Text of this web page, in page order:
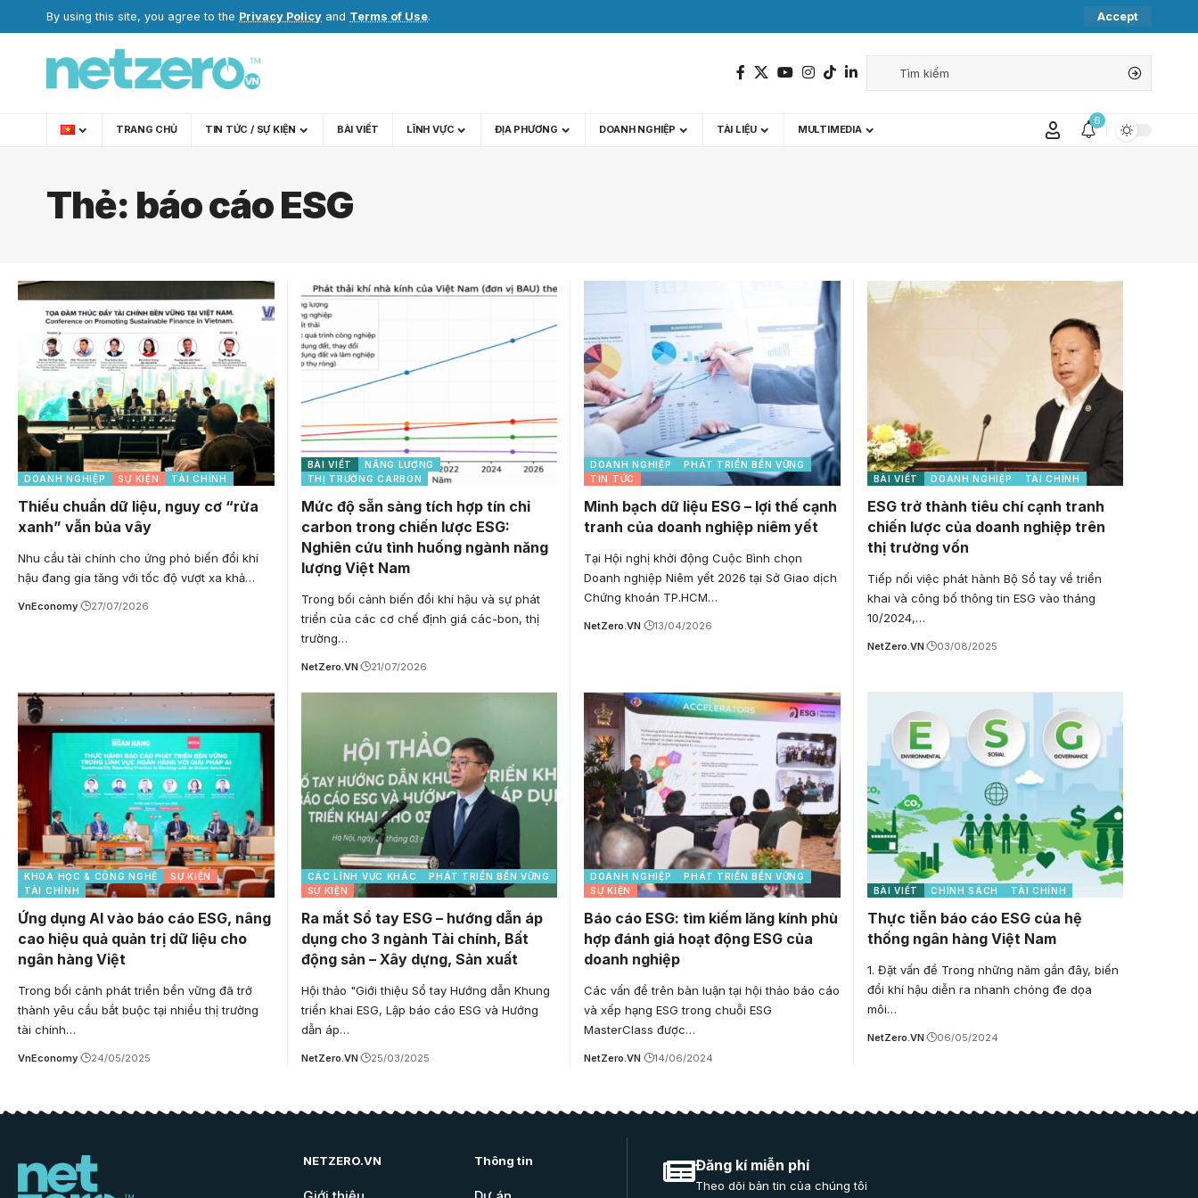
By using this site, you agree to the Privacy Policy and Terms of Use. Accept
TRANG CHỦ TIN TỨC / SỰ KIỆN BÀI VIẾT LĨNH VỰC ĐỊA PHƯƠNG DOANH NGHIỆP TÀI LIỆU MULTIMEDIA
6
Thẻ: báo cáo ESG
DOANH NGHIỆP SỰ KIỆN TÀI CHÍNH
Thiếu chuẩn dữ liệu, nguy cơ “rửa
xanh” vẫn bủa vây
Nhu cầu tài chính cho ứng phó biến đổi khí
hậu đang gia tăng với tốc độ vượt xa khả…
VnEconomy 27/07/2026
BÀI VIẾT
NĂNG LƯỢNG
THỊ TRƯỜNG CARBON
Mức độ sẵn sàng tích hợp tín chỉ
carbon trong chiến lược ESG:
Nghiên cứu tình huống ngành năng
lượng Việt Nam
Trong bối cảnh biến đổi khí hậu và sự phát
triển của các cơ chế định giá các-bon, thị
trường…
NetZero.VN 21/07/2026
DOANH NGHIỆP
PHÁT TRIỂN BỀN VỮNG
TIN TỨC
Minh bạch dữ liệu ESG – lợi thế cạnh
tranh của doanh nghiệp niêm yết
Tại Hội nghị khởi động Cuộc Bình chọn
Doanh nghiệp Niêm yết 2026 tại Sở Giao dịch
Chứng khoán TP.HCM…
NetZero.VN 13/04/2026
BÀI VIẾT DOANH NGHIỆP TÀI CHÍNH
ESG trở thành tiêu chí cạnh tranh
chiến lược của doanh nghiệp trên
thị trường vốn
Tiếp nối việc phát hành Bộ Sổ tay về triển
khai và công bố thông tin ESG vào tháng
10/2024,…
NetZero.VN 03/08/2025
KHOA HỌC & CÔNG NGHỆ
SỰ KIỆN
TÀI CHÍNH
Ứng dụng AI vào báo cáo ESG, nâng
cao hiệu quả quản trị dữ liệu cho
ngân hàng Việt
Trong bối cảnh phát triển bền vững đã trở
thành yêu cầu bắt buộc tại nhiều thị trường
tài chính…
VnEconomy 24/05/2025
CÁC LĨNH VỰC KHÁC
PHÁT TRIỂN BỀN VỮNG
SỰ KIỆN
Ra mắt Sổ tay ESG – hướng dẫn áp
dụng cho 3 ngành Tài chính, Bất
động sản – Xây dựng, Sản xuất
Hội thảo "Giới thiệu Sổ tay Hướng dẫn Khung
triển khai ESG, Lập báo cáo ESG và Hướng
dẫn áp…
NetZero.VN 25/03/2025
DOANH NGHIỆP
PHÁT TRIỂN BỀN VỮNG
SỰ KIỆN
Báo cáo ESG: tìm kiếm lăng kính phù
hợp đánh giá hoạt động ESG của
doanh nghiệp
Các vấn đề trên bàn luận tại hội thảo báo cáo
và xếp hạng ESG trong chuỗi ESG
MasterClass được…
NetZero.VN 14/06/2024
BÀI VIẾT CHÍNH SÁCH TÀI CHÍNH
Thực tiễn báo cáo ESG của hệ
thống ngân hàng Việt Nam
1. Đặt vấn đề Trong những năm gần đây, biến
đổi khí hậu diễn ra nhanh chóng đe dọa
môi…
NetZero.VN 06/05/2024
NETZERO.VN Thông tin Đăng kí miễn phí
Theo dõi bản tin của chúng tôi